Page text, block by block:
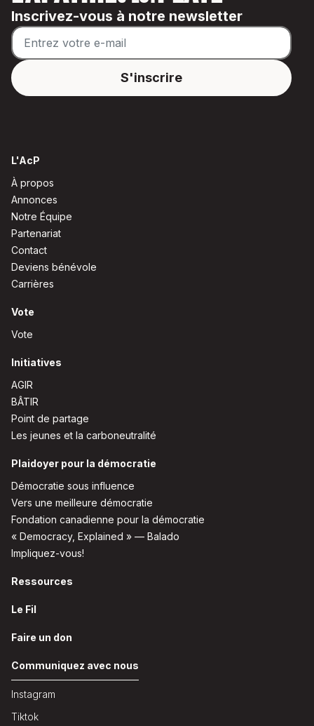
Inscrivez-vous à notre newsletter
L'AcP
À propos
Annonces
Notre Équipe
Partenariat
Contact
Deviens bénévole
Carrières
Vote
Vote
Initiatives
AGIR
BÂTIR
Point de partage
Les jeunes et la carboneutralité
Plaidoyer pour la démocratie
Démocratie sous influence
Vers une meilleure démocratie
Fondation canadienne pour la démocratie
« Democracy, Explained » — Balado
Impliquez-vous!
Ressources
Le Fil
Faire un don
Communiquez avec nous
Instagram
Tiktok